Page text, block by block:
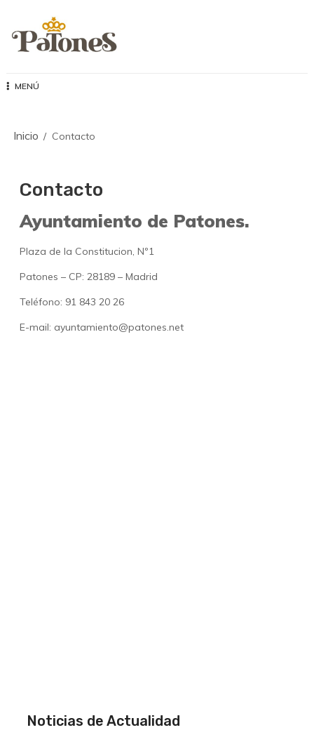
contenido
Un reino de cultura y
MENÚ
Inicio Contacto
Contacto
Ayuntamiento de Patones.
Plaza de la Constitucion, Nº1
Patones – CP: 28189 – Madrid
Teléfono: 91 843 20 26
E-mail: ayuntamiento@patones.net
Noticias de Actualidad